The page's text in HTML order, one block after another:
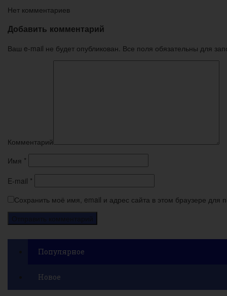
Нет комментариев
Добавить комментарий
Ваш e-mail не будет опубликован. Все поля обязательны для
Комментарий
Имя *
E-mail *
Сохранить моё имя, email и адрес сайта в этом браузере
Популярное
Новое